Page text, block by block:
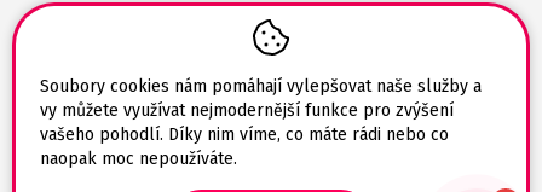
Soubory cookies nám pomáhají vylepšovat naše služby a
vy můžete využívat nejmodernější funkce pro zvýšení
vašeho pohodlí. Díky nim víme, co máte rádi nebo co
naopak moc nepoužíváte.
675 51